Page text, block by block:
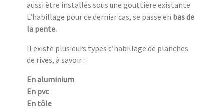
aussi être installés sous une gouttière existante.
L’habillage pour ce dernier cas, se passe en bas de
la pente.
Il existe plusieurs types d’habillage de planches
de rives, à savoir :
En aluminium
En pvc
En tôle